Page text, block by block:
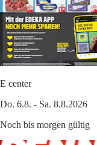
E center
Do. 6.8. - Sa. 8.8.2026
Noch bis morgen gültig